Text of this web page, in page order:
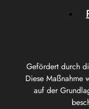
Gefördert durch
Diese Maßnahme
auf der